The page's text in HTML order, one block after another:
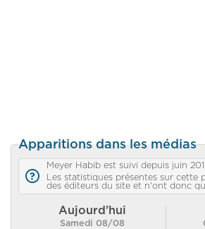
Apparitions dans les médias
Meyer Habib est suivi depuis juin
Les statistiques présentes sur cette
des éditeurs du site et n'ont donc
Aujourd'hui
Samedi 08/08